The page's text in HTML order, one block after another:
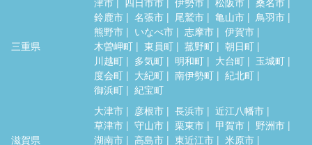
三重県
鈴鹿市
名張市 尾鷲市 亀山市
鳥羽市
熊野市
いなべ市 志摩市
伊賀市
木曽岬町
東員町 菰野町
朝日町
川越町
多気町 明和町 大台町
玉城町
度会町
大紀町 南伊勢町
紀北町
御浜町
紀宝町
滋賀県
大津市 彦根市 長浜市
近江八幡市
草津市
守山市 栗東市 甲賀市
野洲市
湖南市
高島市 東近江市
米原市